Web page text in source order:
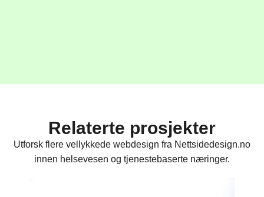
Relaterte prosjekter
Utforsk flere vellykkede webdesign fra Nettsidedesign.no
innen helsevesen og tjenestebaserte næringer.